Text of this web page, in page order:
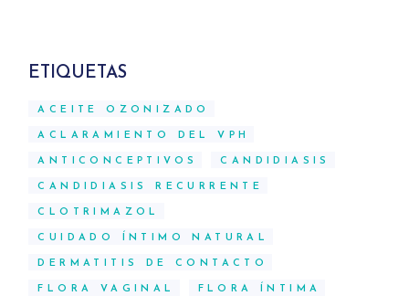
ETIQUETAS
ACEITE OZONIZADO
ACLARAMIENTO DEL VPH
ANTICONCEPTIVOS CANDIDIASIS
CANDIDIASIS RECURRENTE
CLOTRIMAZOL
CUIDADO ÍNTIMO NATURAL
DERMATITIS DE CONTACTO
FLORA VAGINAL FLORA ÍNTIMA